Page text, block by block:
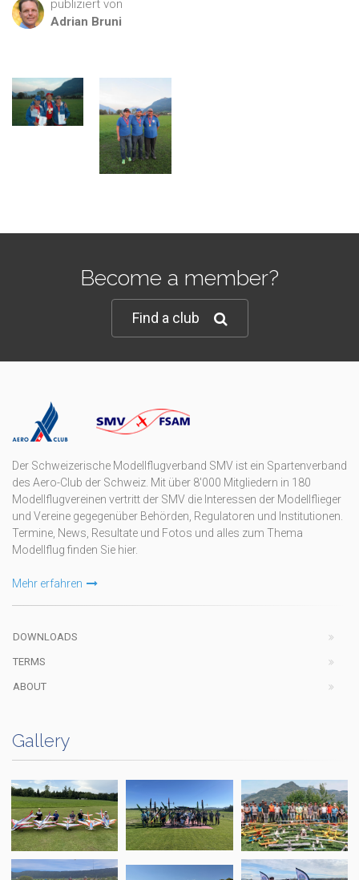
publiziert von
Adrian Bruni
Become a member?
Find a club
Der Schweizerische Modellflugverband SMV ist ein Spartenverband
des Aero-Club der Schweiz. Mit über 8'000 Mitgliedern in 180
Modellflugvereinen vertritt der SMV die Interessen der Modellflieger
und Vereine gegegenüber Behörden, Regulatoren und Institutionen.
Termine, News, Resultate und Fotos und alles zum Thema
Modellflug finden Sie hier.
Mehr erfahren
DOWNLOADS
TERMS
ABOUT
Gallery